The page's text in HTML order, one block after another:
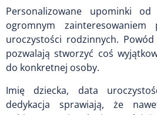
Personalizowane upominki
ogromnym
uroczystości rodzinnych.
pozwalają stworzyć coś
do konkretnej osoby.
Imię dziecka, data
dedykacja sprawiają, że